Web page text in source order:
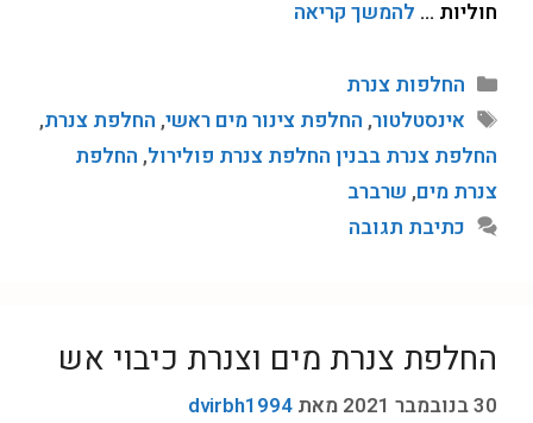
חוליות … להמשך קריאה
החלפות צנרת
אינסטלטור, החלפת צינור מים ראשי, החלפת צנרת,
החלפת צנרת בבנין החלפת צנרת פולירול, החלפת
צנרת מים, שרברב
כתיבת תגובה
החלפת צנרת מים וצנרת כיבוי אש
30 בנובמבר 2021 מאת dvirbh1994